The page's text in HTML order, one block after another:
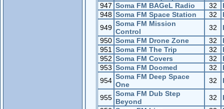
947 Soma FM BAGeL Radio 32
948 Soma FM Space Station 32
949 Soma FM Mission
Control
32
950 Soma FM Drone Zone 32
951
Soma FM The Trip 32
952 Soma FM Covers 32
953 Soma FM Doomed 32
954 Soma FM Deep Space
One
32
955 Soma FM Dub Step
Beyond
32